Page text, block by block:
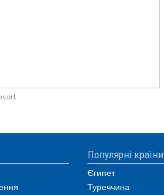
Популярні країни
Єгипет
Туреччина